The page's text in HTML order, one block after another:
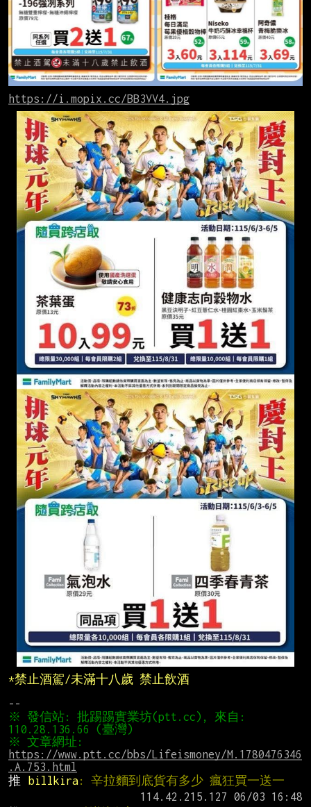
https://i.mopix.cc/BB3VV4.jpg
*禁止酒駕/未滿十八歲 禁止飲酒
※ 發信站: 批踢踢實業坊(ptt.cc), 來自:
https://www.ptt.cc/bbs/Lifeismoney/M.1780476346
.A.753.html
推
billkira: 辛拉麵到底貨有多少 瘋狂買一送一